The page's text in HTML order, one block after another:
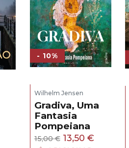
- 10%
Wilhelm Jensen
Gradiva, Uma
Fantasia
Pompeiana
15,00€ O
13,50 €O